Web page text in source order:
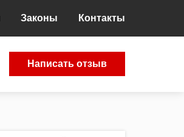
Законы Контакты
Написать отзыв